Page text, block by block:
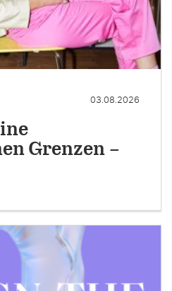
03.08.2026
Grenzen –